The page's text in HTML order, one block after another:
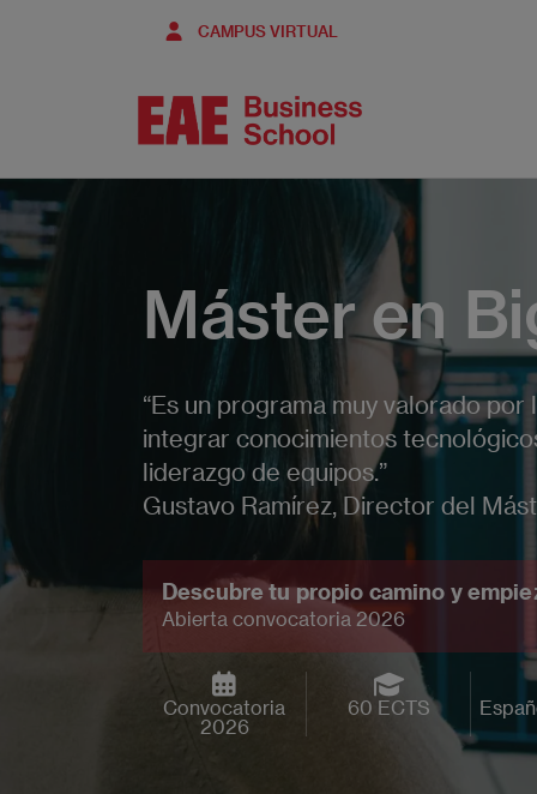
CAMPUS VIRTUAL
Máster en
“Es un programa muy valorado
integrar conocimientos
liderazgo de equipos.”
Gustavo Ramírez, Director del
Convocatoria
2026
60 ECTS
Descubre tu propio camino y
Abierta convocatoria 2026